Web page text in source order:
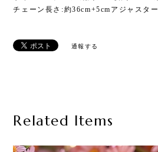
チェーン長さ:約36cm+5cmアジャスター
通報する
Related Items